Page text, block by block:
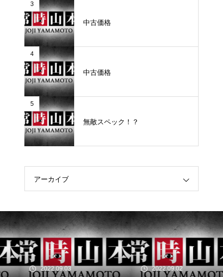
3
中古価格
4
中古価格
5
無敵スペック！？
アーカイブ
2022.09.03
2022.09.02